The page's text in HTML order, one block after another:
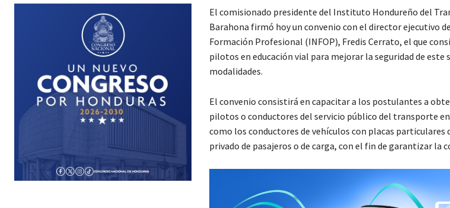
El comisionado presidente del Instituto Hondureño del
Barahona firmó hoy un convenio con el director ejecutivo
Formación Profesional (INFOP), Fredis Cerrato, el que
pilotos en educación vial para mejorar la seguridad de este
modalidades.
El convenio consistirá en capacitar a los postulantes a
pilotos o conductores del servicio público del transporte
como los conductores de vehículos con placas particulares
privado de pasajeros o de carga, con el fin de garantizar la